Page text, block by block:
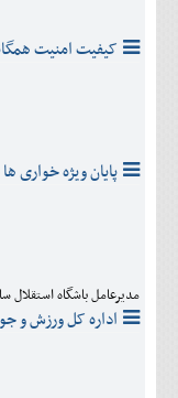
کیفیت امنیت
پایان ويژه خواری
مدیرعامل باشگاه استقلال
اداره کل ورزش و